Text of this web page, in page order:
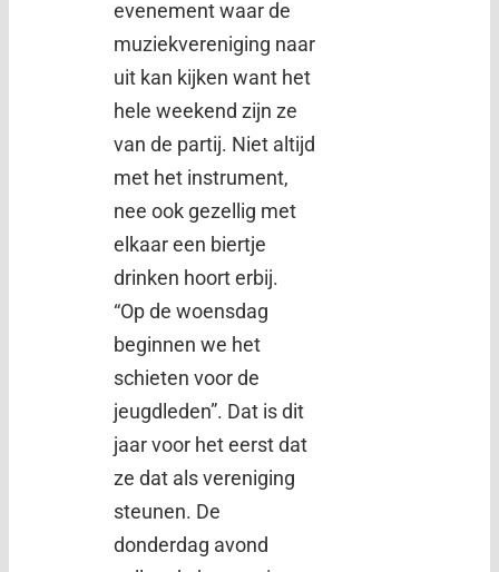
evenement waar de
muziekvereniging naar
uit kan kijken want het
hele weekend zijn ze
van de partij. Niet altijd
met het instrument,
nee ook gezellig met
elkaar een biertje
drinken hoort erbij.
“Op de woensdag
beginnen we het
schieten voor de
jeugdleden”. Dat is dit
jaar voor het eerst dat
ze dat als vereniging
steunen. De
donderdag avond